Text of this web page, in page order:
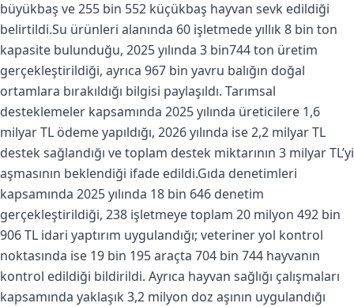
büyükbaş ve 255 bin 552 küçükbaş hayvan sevk edildiği
belirtildi.Su ürünleri alanında 60 işletmede yıllık 8 bin ton
kapasite bulunduğu, 2025 yılında 3 bin744 ton üretim
gerçekleştirildiği, ayrıca 967 bin yavru balığın doğal
ortamlara bırakıldığı bilgisi paylaşıldı. Tarımsal
desteklemeler kapsamında 2025 yılında üreticilere 1,6
milyar TL ödeme yapıldığı, 2026 yılında ise 2,2 milyar TL
destek sağlandığı ve toplam destek miktarının 3 milyar TL’yi
aşmasının beklendiği ifade edildi.Gıda denetimleri
kapsamında 2025 yılında 18 bin 646 denetim
gerçekleştirildiği, 238 işletmeye toplam 20 milyon 492 bin
906 TL idari yaptırım uygulandığı; veteriner yol kontrol
noktasında ise 19 bin 195 araçta 704 bin 744 hayvanın
kontrol edildiği bildirildi. Ayrıca hayvan sağlığı çalışmaları
kapsamında yaklaşık 3,2 milyon doz aşının uygulandığı